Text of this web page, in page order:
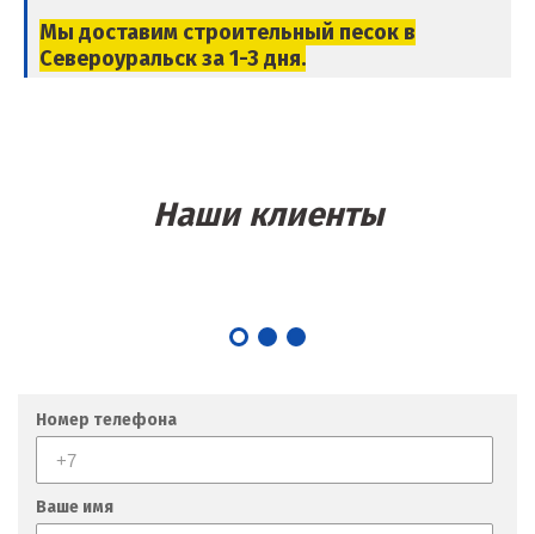
Махачкала
Мегион
Набарежные Челны
Невьянск
Мы доставим строительный песок в
Североуральск за 1-3 дня.
Наши клиенты
Номер телефона
Ваше имя